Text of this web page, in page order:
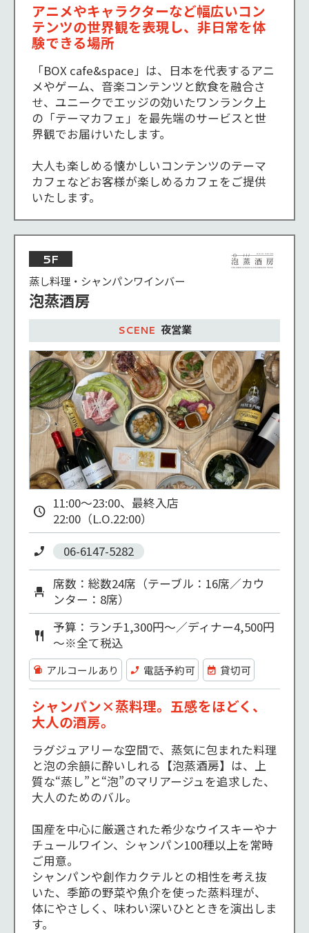
アニメやキャラクターなど幅広いコン
テンツの世界観を表現し、非日常を体
験できる場所
「BOX cafe&space」は、日本を代表するアニ
メやゲーム、音楽コンテンツと飲食を融合さ
せ、ユニークでエッジの効いたワンランク上
の「テーマカフェ」を最先端のサービスと世
界観でお届けいたします。
大人も楽しめる懐かしいコンテンツのテーマ
カフェなどお客様が楽しめるカフェをご提供
いたします。
5F
蒸し料理・シャンパンワインバー
泡蒸酒房
夜営業
11:00～23:00、最終入店
22:00（L.O.22:00）
06-6147-5282
席数：総数24席（テーブル：16席／カウ
ンター：8席）
予算：ランチ1,300円～／ディナー4,500円
～※全て税込
アルコールあり 電話予約可 貸切可
シャンパン×蒸料理。五感をほどく、
大人の酒房。
ラグジュアリーな空間で、蒸気に包まれた料理
と泡の余韻に酔いしれる【泡蒸酒房】は、上
質な“蒸し”と“泡”のマリアージュを追求した、
大人のためのバル。
国産を中心に厳選された希少なウイスキーやナ
チュールワイン、シャンパン100種以上を常時
ご用意。
シャンパンや創作カクテルとの相性を考え抜
いた、季節の野菜や魚介を使った蒸料理が、
体にやさしく、味わい深いひとときを演出しま
す。